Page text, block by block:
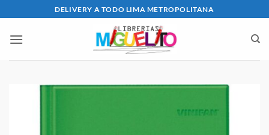
al
contenido
DELIVERY A TODO LIMA METROPOLITANA